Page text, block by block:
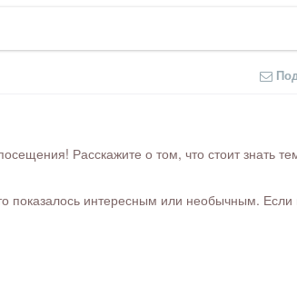
Расскажите о том, что стоит знать
показалось интересным или необычным.